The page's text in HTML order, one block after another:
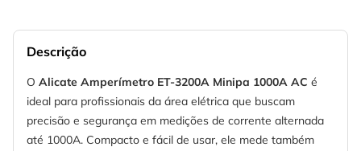
Descrição
O Alicate Amperímetro ET-3200A Minipa 1000A AC é
ideal para profissionais da área elétrica que buscam
precisão e segurança em medições de corrente alternada
até 1000A. Compacto e fácil de usar, ele mede também